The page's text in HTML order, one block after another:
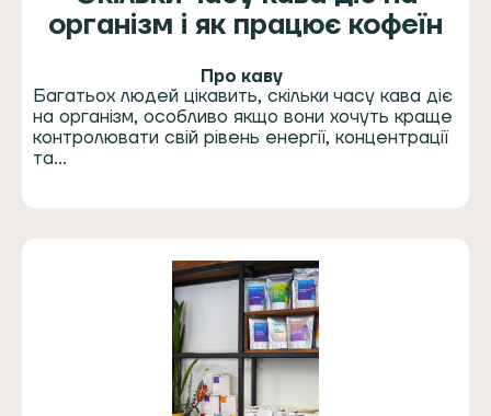
організм і як працює кофеїн
Про каву
Багатьох людей цікавить, скільки часу кава діє
на організм, особливо якщо вони хочуть краще
контролювати свій рівень енергії, концентрації
та…